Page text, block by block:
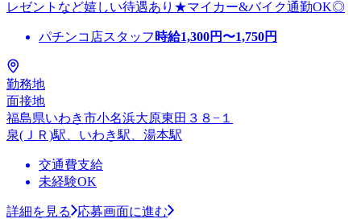
レゼントなど嬉しい待遇あり★マイカー&バイク通勤OK◎
パチンコ店スタッフ 時給1,300円〜1,750円
勤務地
面接地
福島県いわき市小名浜大原東田３８−１
泉(ＪＲ)駅、いわき駅、湯本駅
交通費支給
未経験OK
詳細を見る
応募画面に進む